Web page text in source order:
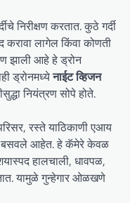
निरीक्षण करतात. कुठे गर्दी
लागेल किंवा कोणती
झाली आहे हे ड्रोन
ड्रोनमध्येनाईट व्हिजन
नियंत्रण सोपे होते.
रस्ते याठिकाणी एआय
बसवले आहेत. हे कॅमेरे केवळ
हालचाली, धावपळ,
यामुळे गुन्हेगार ओळखणे